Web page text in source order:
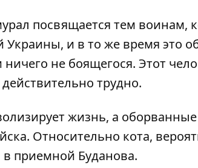
посвящается тем воинам,
Украины, и в то же время это
ничего не боящегося. Этот
трудно.
жизнь, а
Относительно кота,
приемной Буданова.